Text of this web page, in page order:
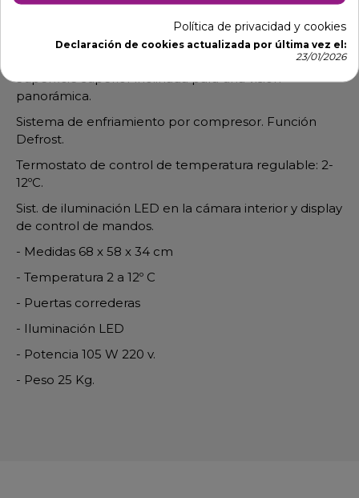
Diseñada para conservar, presentar y exponer sobre
Puertas correderas para una accesibilidad tota.l
Superficie superior inclinada para una visión
panorámica.
Sistema de enfriamiento por compresor. Función
Defrost.
Termostato de control de temperatura regulable: 2-
12ºC.
Sist. de iluminación LED en la cámara interior y display
de control de mandos.
- Medidas 68 x 58 x 34 cm
- Temperatura 2 a 12º C
- Puertas correderas
- Iluminación LED
- Potencia 105 W 220 v.
- Peso 25 Kg.
Política de privacidad y cookies
Declaración de cookies actualizada por última vez el:
23/01/2026